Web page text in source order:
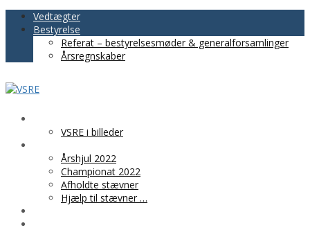
Vedtægter
Bestyrelse
Referat – bestyrelsesmøder & generalforsamlinger
Årsregnskaber
VSRE i billeder
Årshjul 2022
Championat 2022
Afholdte stævner
Hjælp til stævner …